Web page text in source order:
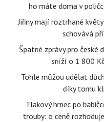
ho máte doma v
Jiřiny mají roztrhané
schovává
Špatné zprávy pro české
sníží o 1 800
Tohle můžou udělat
díky tomu
Tlakový hrnec po
trouby: o ceně